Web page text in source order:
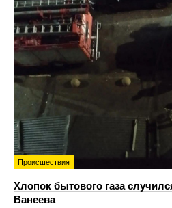
Происшествия
Хлопок бытового газа
Ванеева